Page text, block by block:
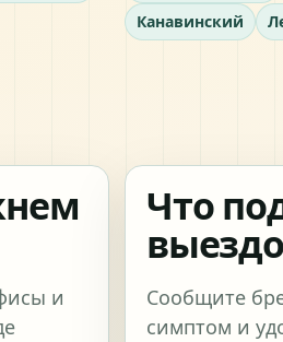
Канавинский
и
Что
Сообщите
симптом и